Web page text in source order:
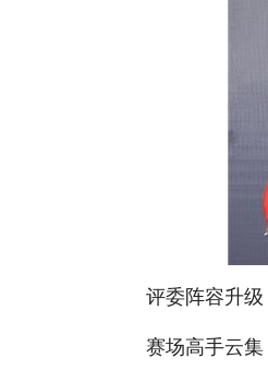
评委阵容升
赛场高手云